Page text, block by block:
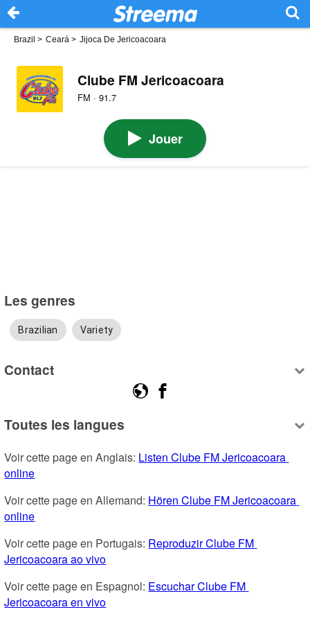
Brazil > Ceará > Jijoca De Jericoacoara
Clube FM Jericoacoara
FM · 91.7
Jouer
Les genres
Brazilian Variety
Contact
Toutes les langues
Voir cette page en Anglais: Listen Clube FM Jericoacoara
online
Voir cette page en Allemand: Hören Clube FM Jericoacoara
online
Voir cette page en Portugais: Reproduzir Clube FM
Jericoacoara ao vivo
Voir cette page en Espagnol: Escuchar Clube FM
Jericoacoara en vivo